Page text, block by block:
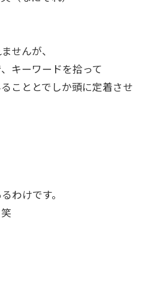
せんが、
キーワードを拾って
こととでしか頭に定着させ
わけです。